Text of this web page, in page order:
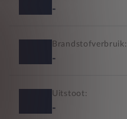
-
Brandstofverbruik:
-
Uitstoot:
-